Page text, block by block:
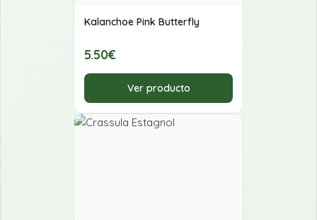
Kalanchoe Pink Butterfly
5.50€
Ver producto